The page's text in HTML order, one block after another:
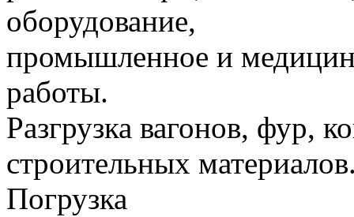
оборудование,
промышленное и
работы.
Разгрузка вагонов, фур,
строительных
Погрузка